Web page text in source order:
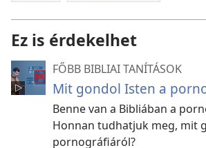
Ez is érdekelhet
FŐBB BIBLIAI TANÍTÁSOK
Mit gondol Isten a
Benne van a Bibliában a
Honnan tudhatjuk meg, mit
pornográfiáról?